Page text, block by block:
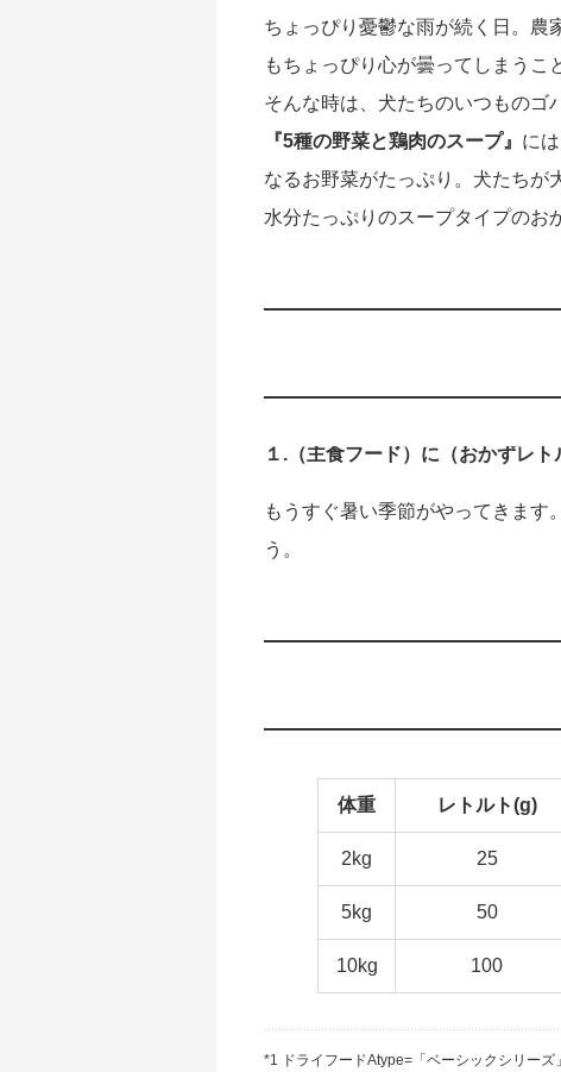
ちょっぴり憂鬱な雨が続く日。農
もちょっぴり心が曇ってしまうこ
そんな時は、犬たちのいつものゴ
『5種の野菜と鶏肉のスープ』 には
なるお野菜がたっぷり。犬たちが
水分たっぷりのスープタイプのお
１.（主食フード）に（おかずレ
もうすぐ暑い季節がやってきます
う。
体重 レトルト(g)
2kg 25
5kg 50
10kg 100
*1 ドライフードAtype=「ベーシックシリー